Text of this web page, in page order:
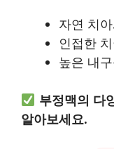
자연 치
인접한
높은 내
부정맥의 다
알아보세요.